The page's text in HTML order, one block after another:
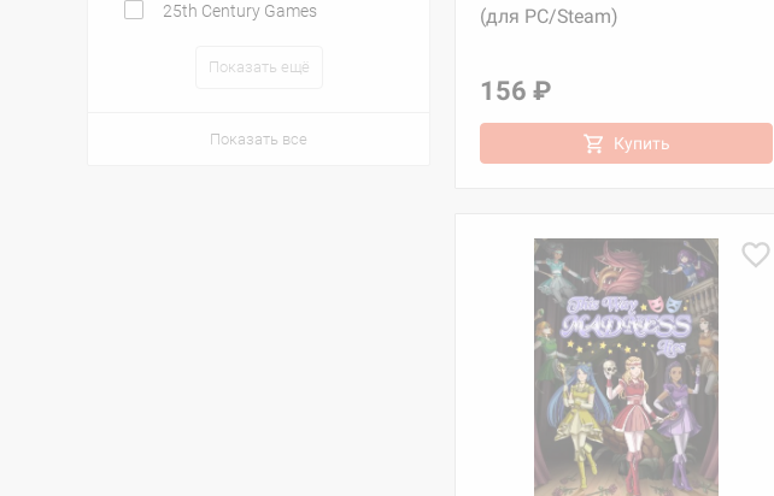
25th Century Games
Показать ещё
Показать все
(для PC/Steam)
156 ₽
Купить